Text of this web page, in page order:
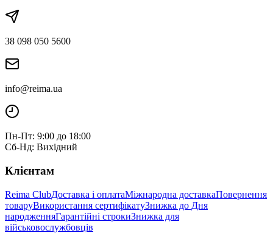
38 098 050 5600
info@reima.ua
Пн-Пт: 9:00 до 18:00
Сб-Нд: Вихідний
Клієнтам
Reima ClubДоставка і оплатаМіжнародна доставкаПовернення
товаруВикористання сертифікатуЗнижка до Дня
народженняГарантійні строкиЗнижка для
військовослужбовців